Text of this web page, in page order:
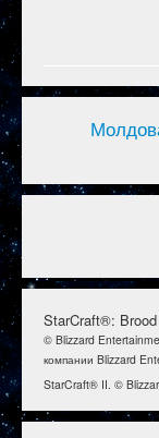
StarCraft®:
© Blizzard
компании Blizzard
StarCraft® II. ©